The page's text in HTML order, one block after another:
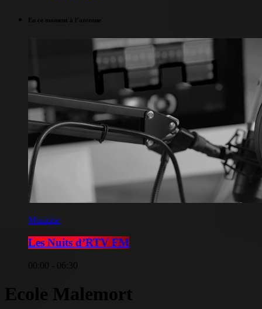
En ce moment à l’antenne
Musique
Les Nuits d’RTV FM
00:00 - 06:30
Ecole Malemort